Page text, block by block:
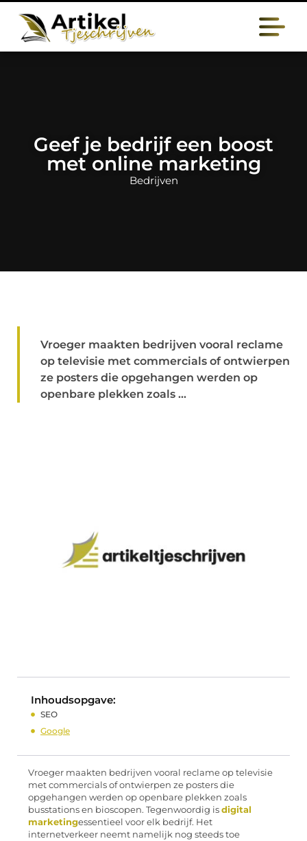
Geef je bedrijf een boost
met online marketing
Bedrijven
Vroeger maakten bedrijven vooral reclame
op televisie met commercials of ontwierpen
ze posters die opgehangen werden op
openbare plekken zoals ...
Inhoudsopgave:
SEO
Google
Vroeger maakten bedrijven vooral reclame op televisie
met commercials of ontwierpen ze posters die
opgehangen werden op openbare plekken zoals
busstations en bioscopen. Tegenwoordig is digital
marketingessentieel voor elk bedrijf. Het
internetverkeer neemt namelijk nog steeds toe